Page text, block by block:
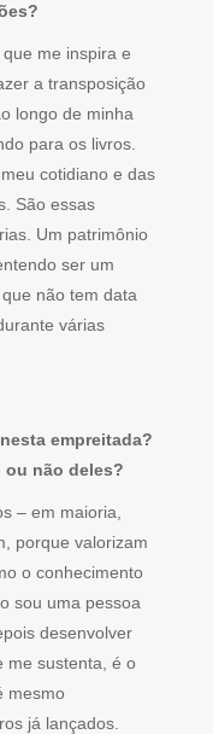
me inspira e
a transposição
longo de minha
para os livros.
cotidiano e das
São essas
Um patrimônio
ser um
não tem data
várias
empreitada?
ou não deles?
– em maioria,
porque valorizam
o conhecimento
sou uma pessoa
desenvolver
me sustenta, é o
mesmo
já lançados.